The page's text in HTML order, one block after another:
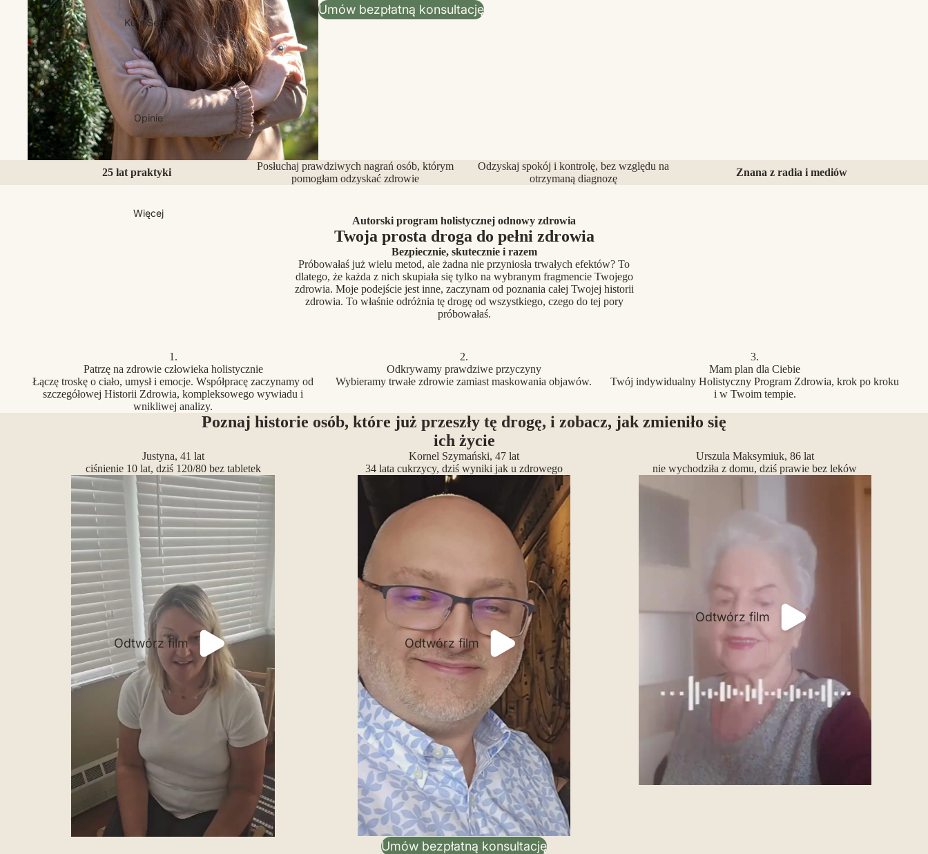
Kurs Serca
Opinie
Więcej
Umów bezpłatną konsultację
25 lat praktyki
Posłuchaj prawdziwych nagrań osób, którym
pomogłam odzyskać zdrowie
Odzyskaj spokój i kontrolę, bez względu na
otrzymaną diagnozę
Znana z radia i mediów
Autorski program holistycznej odnowy zdrowia
Twoja prosta droga do pełni zdrowia
Bezpiecznie, skutecznie i razem
Próbowałaś już wielu metod, ale żadna nie przyniosła trwałych efektów? To
dlatego, że każda z nich skupiała się tylko na wybranym fragmencie Twojego
zdrowia. Moje podejście jest inne, zaczynam od poznania całej Twojej historii
zdrowia. To właśnie odróżnia tę drogę od wszystkiego, czego do tej pory
próbowałaś.
1.
Patrzę na zdrowie człowieka holistycznie
Łączę troskę o ciało, umysł i emocje. Współpracę zaczynamy od
szczegółowej Historii Zdrowia, kompleksowego wywiadu i
wnikliwej analizy.
2.
Odkrywamy prawdziwe przyczyny
Wybieramy trwałe zdrowie zamiast maskowania objawów.
3.
Mam plan dla Ciebie
Twój indywidualny Holistyczny Program Zdrowia, krok po kroku
i w Twoim tempie.
Poznaj historie osób, które już przeszły tę drogę, i zobacz, jak zmieniło się
ich życie
Justyna, 41 lat
ciśnienie 10 lat, dziś 120/80 bez tabletek
Odtwórz film
Kornel Szymański, 47 lat
34 lata cukrzycy, dziś wyniki jak u zdrowego
Odtwórz film
Urszula Maksymiuk, 86 lat
nie wychodziła z domu, dziś prawie bez leków
Odtwórz film
Umów bezpłatną konsultację